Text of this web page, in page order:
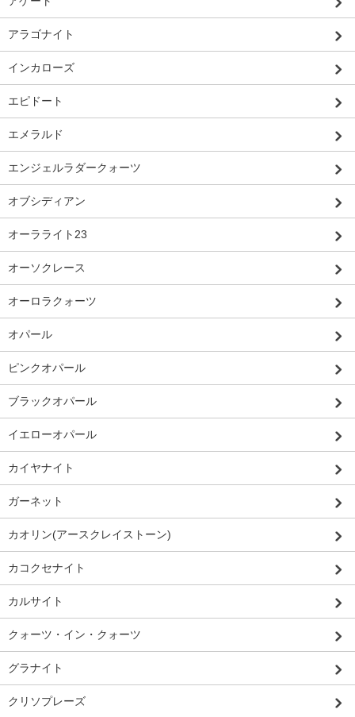
アラゴナイト
インカローズ
エピドート
エメラルド
エンジェルラダークォーツ
オブシディアン
オーラライト23
オーソクレース
オーロラクォーツ
オパール
ピンクオパール
ブラックオパール
イエローオパール
カイヤナイト
ガーネット
カオリン(アースクレイストーン)
カコクセナイト
カルサイト
クォーツ・イン・クォーツ
グラナイト
クリソプレーズ